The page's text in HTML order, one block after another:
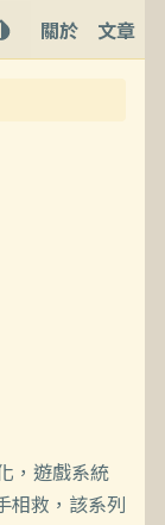
關於 文章
，遊戲系統
相救，該系列